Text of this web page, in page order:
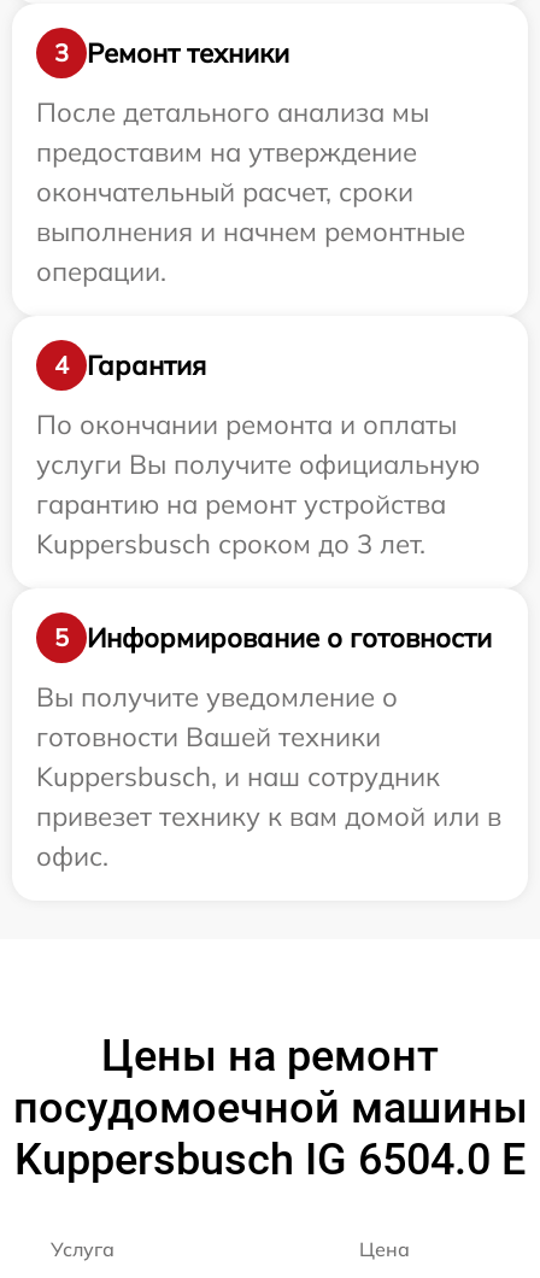
3
Ремонт техники
После детального анализа мы
предоставим на утверждение
окончательный расчет, сроки
выполнения и начнем ремонтные
операции.
4
Гарантия
По окончании ремонта и оплаты
услуги Вы получите официальную
гарантию на ремонт устройства
Kuppersbusch сроком до 3 лет.
5
Информирование о готовности
Вы получите уведомление о
готовности Вашей техники
Kuppersbusch, и наш сотрудник
привезет технику к вам домой или в
офис.
Цены на ремонт
посудомоечной машины
Kuppersbusch IG 6504.0 E
Услуга Цена